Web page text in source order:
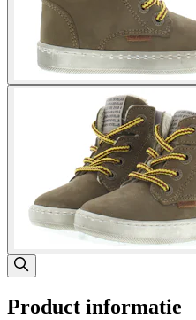
Product informatie